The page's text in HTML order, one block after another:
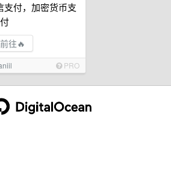
支付，加密货币支
付
往🔥
PRO